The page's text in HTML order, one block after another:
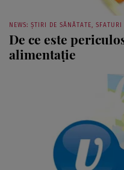
De ce este
alimentaţie